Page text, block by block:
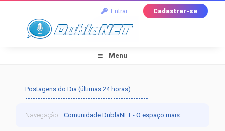
Entrar Cadastrar-se
Menu
Postagens do Dia (últimas 24 horas)
•••••••••••••••••••••••••••••••••••••••••••••••••
Navegação:Comunidade DublaNET - O espaço mais